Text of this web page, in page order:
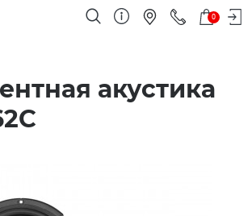
0
акустика